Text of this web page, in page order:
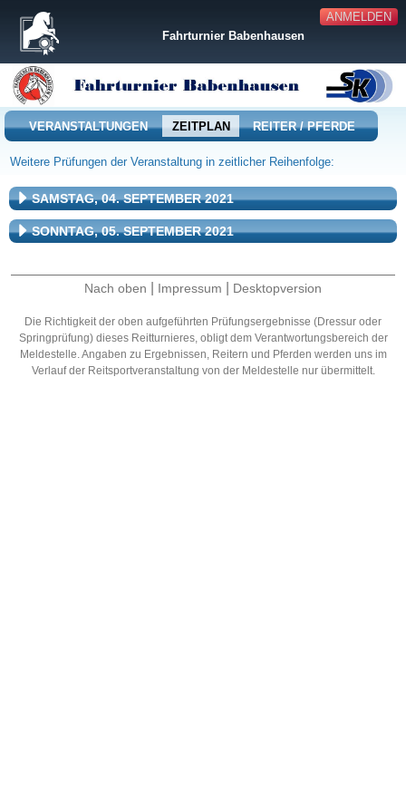
ANMELDEN
Fahrturnier Babenhausen
VERANSTALTUNGEN ZEITPLAN REITER / PFERDE
Weitere Prüfungen der Veranstaltung in zeitlicher Reihenfolge:
SAMSTAG, 04. SEPTEMBER 2021
SONNTAG, 05. SEPTEMBER 2021
Nach oben Impressum Desktopversion
Die Richtigkeit der oben aufgeführten Prüfungsergebnisse (Dressur oder
Springprüfung) dieses Reitturnieres, obligt dem Verantwortungsbereich der
Meldestelle. Angaben zu Ergebnissen, Reitern und Pferden werden uns im
Verlauf der Reitsportveranstaltung von der Meldestelle nur übermittelt.